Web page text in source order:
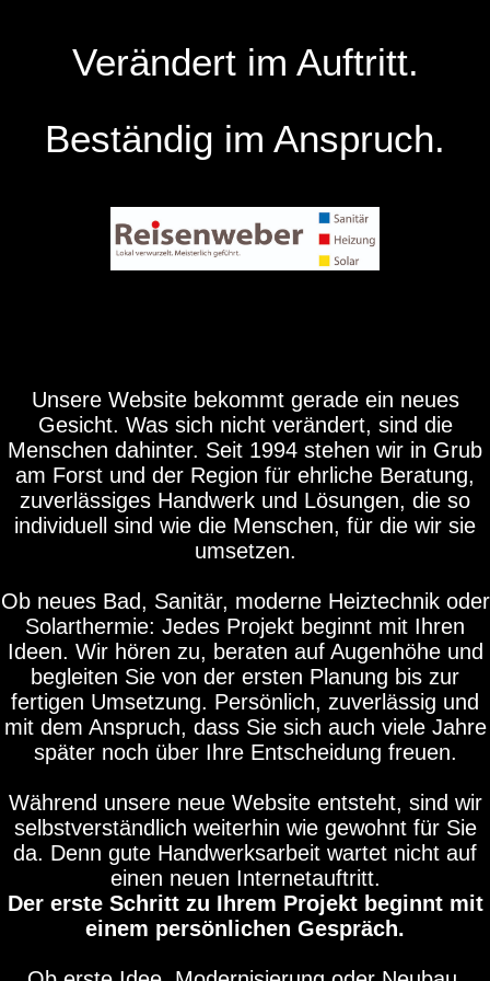
Verändert im Auftritt.
Beständig im Anspruch.
Unsere Website bekommt gerade ein neues
Gesicht. Was sich nicht verändert, sind die
Menschen dahinter. Seit 1994 stehen wir in Grub
am Forst und der Region für ehrliche Beratung,
zuverlässiges Handwerk und Lösungen, die so
individuell sind wie die Menschen, für die wir sie
umsetzen.
Ob neues Bad, Sanitär, moderne Heiztechnik oder
Solarthermie: Jedes Projekt beginnt mit Ihren
Ideen. Wir hören zu, beraten auf Augenhöhe und
begleiten Sie von der ersten Planung bis zur
fertigen Umsetzung. Persönlich, zuverlässig und
mit dem Anspruch, dass Sie sich auch viele Jahre
später noch über Ihre Entscheidung freuen.
Während unsere neue Website entsteht, sind wir
selbstverständlich weiterhin wie gewohnt für Sie
da. Denn gute Handwerksarbeit wartet nicht auf
einen neuen Internetauftritt.
Der erste Schritt zu Ihrem Projekt beginnt mit
einem persönlichen Gespräch.